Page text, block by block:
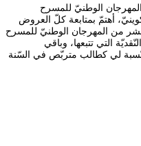
الوطنيّ للمسرح
أهتمّ بمتابعة كلّ العروض
من المهرجان الوطنيّ للمسرح
التي تتبعها، وباقي
لي كطالب متربّص في السّنة